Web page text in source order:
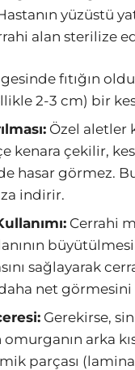
yüzüstü
alan sterilize
fıtığın
2-3 cm) bir
Özel aletler
kenara çekilir,
hasar görmez.
indirir.
Cerrahi
sağlayarak
net görmesini
Gerekirse,
arka
parçası